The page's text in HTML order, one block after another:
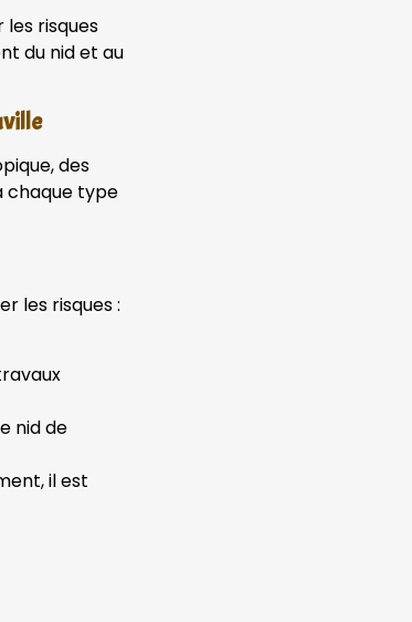
les risques
du nid et au
des
chaque type
les risques :
nid de
il est